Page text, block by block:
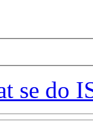
se do